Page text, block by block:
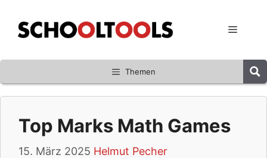
Inhalt
springen
Menü
Themen
Top Marks Math Games
15. März 2025 Helmut Pecher